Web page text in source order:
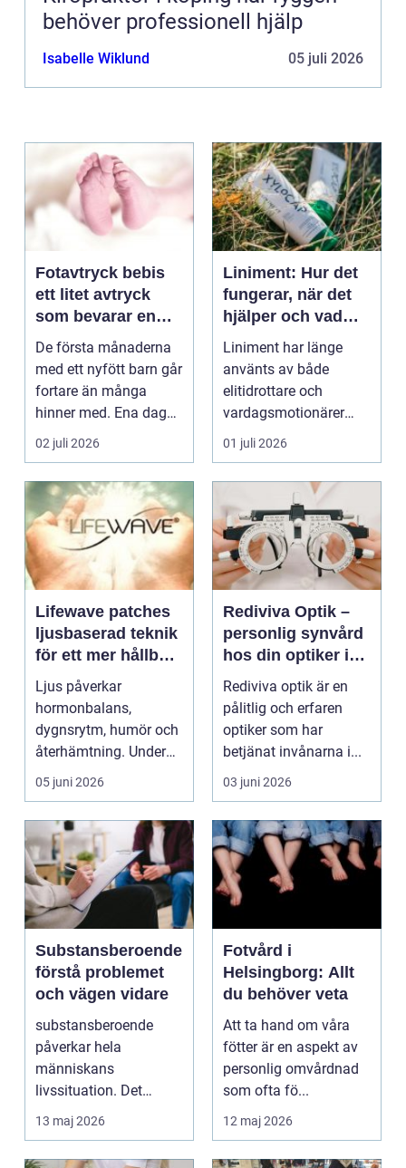
behöver professionell hjälp
Isabelle Wiklund 05 juli 2026
Fotavtryck bebis
ett litet avtryck
som bevarar en
stor stund
De första månaderna
med ett nyfött barn går
fortare än många
hinner med. Ena dagen
ryms hela foten i...
02 juli 2026
Liniment: Hur det
fungerar, när det
hjälper och vad
man bör tänka på
Liniment har länge
använts av både
elitidrottare och
vardagsmotionärer
för...
01 juli 2026
Lifewave patches
ljusbaserad teknik
för ett mer hållbart
välbefinnande
Ljus påverkar
hormonbalans,
dygnsrytm, humör och
återhämtning. Under
senare år har en ny typ
av prod...
05 juni 2026
Rediviva Optik –
personlig synvård
hos din optiker i
Uppsala
Rediviva optik är en
pålitlig och erfaren
optiker som har
betjänat invånarna i...
03 juni 2026
Substansberoende
förstå problemet
och vägen vidare
substansberoende
påverkar hela
människans
livssituation. Det
handlar sällan bara
om alkohol, narkoti...
13 maj 2026
Fotvård i
Helsingborg: Allt
du behöver veta
Att ta hand om våra
fötter är en aspekt av
personlig omvårdnad
som ofta fö...
12 maj 2026